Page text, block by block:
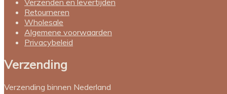
Retourneren
Wholesale
Algemene voorwaarden
Privacybeleid
Verzending
Verzending binnen Nederland